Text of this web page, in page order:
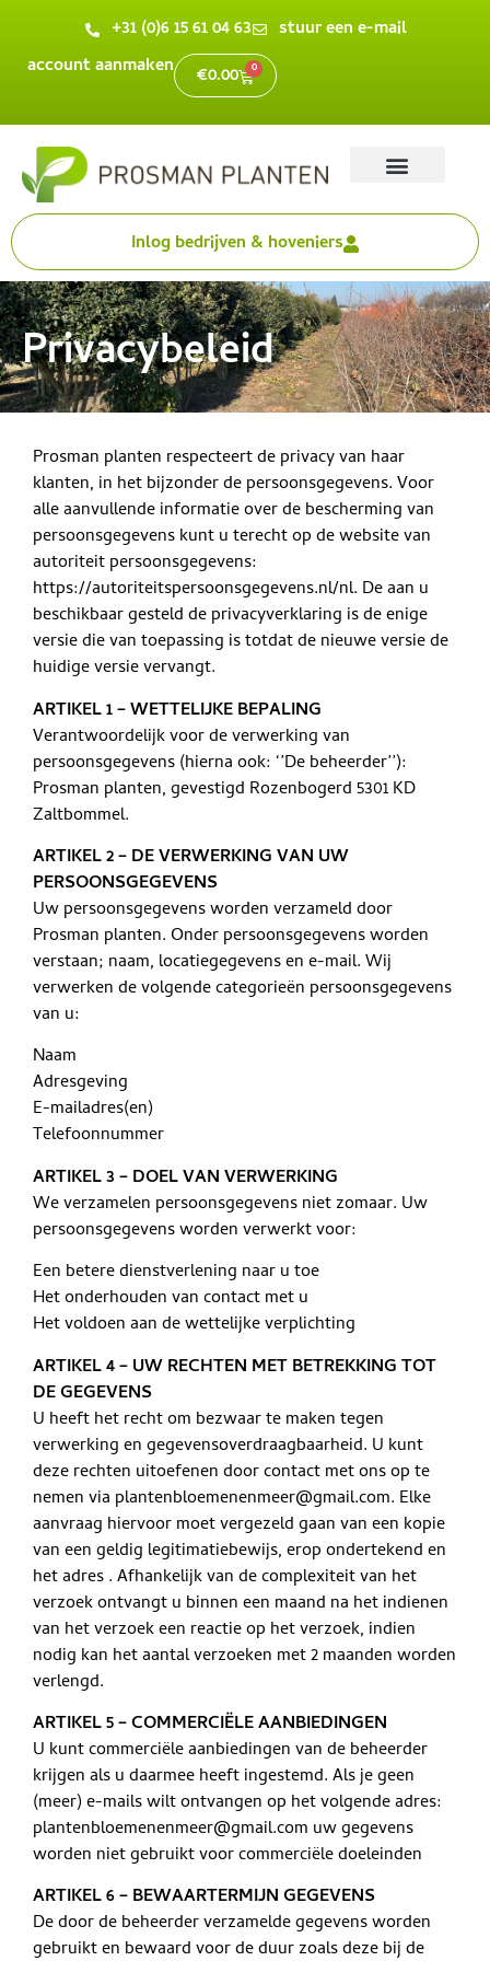
+31 (0)6 15 61 04 63
stuur een e-mail
account aanmaken
€0.00 0
Inlog bedrijven & hoveniers
Privacybeleid
Prosman planten respecteert de privacy van haar
klanten, in het bijzonder de persoonsgegevens. Voor
alle aanvullende informatie over de bescherming van
persoonsgegevens kunt u terecht op de website van
autoriteit persoonsgegevens:
https://autoriteitspersoonsgegevens.nl/nl. De aan u
beschikbaar gesteld de privacyverklaring is de enige
versie die van toepassing is totdat de nieuwe versie de
huidige versie vervangt.
ARTIKEL 1 – WETTELIJKE BEPALING
Verantwoordelijk voor de verwerking van
persoonsgegevens (hierna ook: ‘’De beheerder’’):
Prosman planten, gevestigd Rozenbogerd 5301 KD
Zaltbommel.
ARTIKEL 2 – DE VERWERKING VAN UW
PERSOONSGEGEVENS
Uw persoonsgegevens worden verzameld door
Prosman planten. Onder persoonsgegevens worden
verstaan; naam, locatiegegevens en e-mail. Wij
verwerken de volgende categorieën persoonsgegevens
van u:
Naam
Adresgeving
E-mailadres(en)
Telefoonnummer
ARTIKEL 3 – DOEL VAN VERWERKING
We verzamelen persoonsgegevens niet zomaar. Uw
persoonsgegevens worden verwerkt voor:
Een betere dienstverlening naar u toe
Het onderhouden van contact met u
Het voldoen aan de wettelijke verplichting
ARTIKEL 4 – UW RECHTEN MET BETREKKING TOT
DE GEGEVENS
U heeft het recht om bezwaar te maken tegen
verwerking en gegevensoverdraagbaarheid. U kunt
deze rechten uitoefenen door contact met ons op te
nemen via plantenbloemenenmeer@gmail.com. Elke
aanvraag hiervoor moet vergezeld gaan van een kopie
van een geldig legitimatiebewijs, erop ondertekend en
het adres . Afhankelijk van de complexiteit van het
verzoek ontvangt u binnen een maand na het indienen
van het verzoek een reactie op het verzoek, indien
nodig kan het aantal verzoeken met 2 maanden worden
verlengd.
ARTIKEL 5 – COMMERCIËLE AANBIEDINGEN
U kunt commerciële aanbiedingen van de beheerder
krijgen als u daarmee heeft ingestemd. Als je geen
(meer) e-mails wilt ontvangen op het volgende adres:
plantenbloemenenmeer@gmail.com uw gegevens
worden niet gebruikt voor commerciële doeleinden
ARTIKEL 6 – BEWAARTERMIJN GEGEVENS
De door de beheerder verzamelde gegevens worden
gebruikt en bewaard voor de duur zoals deze bij de